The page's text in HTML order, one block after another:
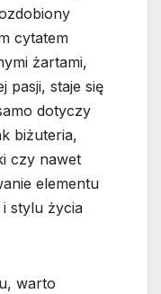
cytatem
żartami,
pasji, staje się
dotyczy
biżuteria,
czy nawet
elementu
stylu życia
warto